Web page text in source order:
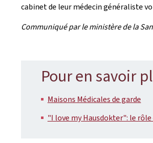
cabinet de leur médecin généraliste
Communiqué par le ministère de la
Pour en savoir
Maisons Médicales de garde
"I love my Hausdokter": le